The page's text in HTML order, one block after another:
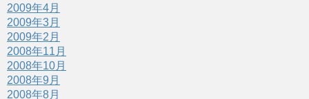
2009年4月
2009年3月
2009年2月
2008年11月
2008年10月
2008年9月
2008年8月